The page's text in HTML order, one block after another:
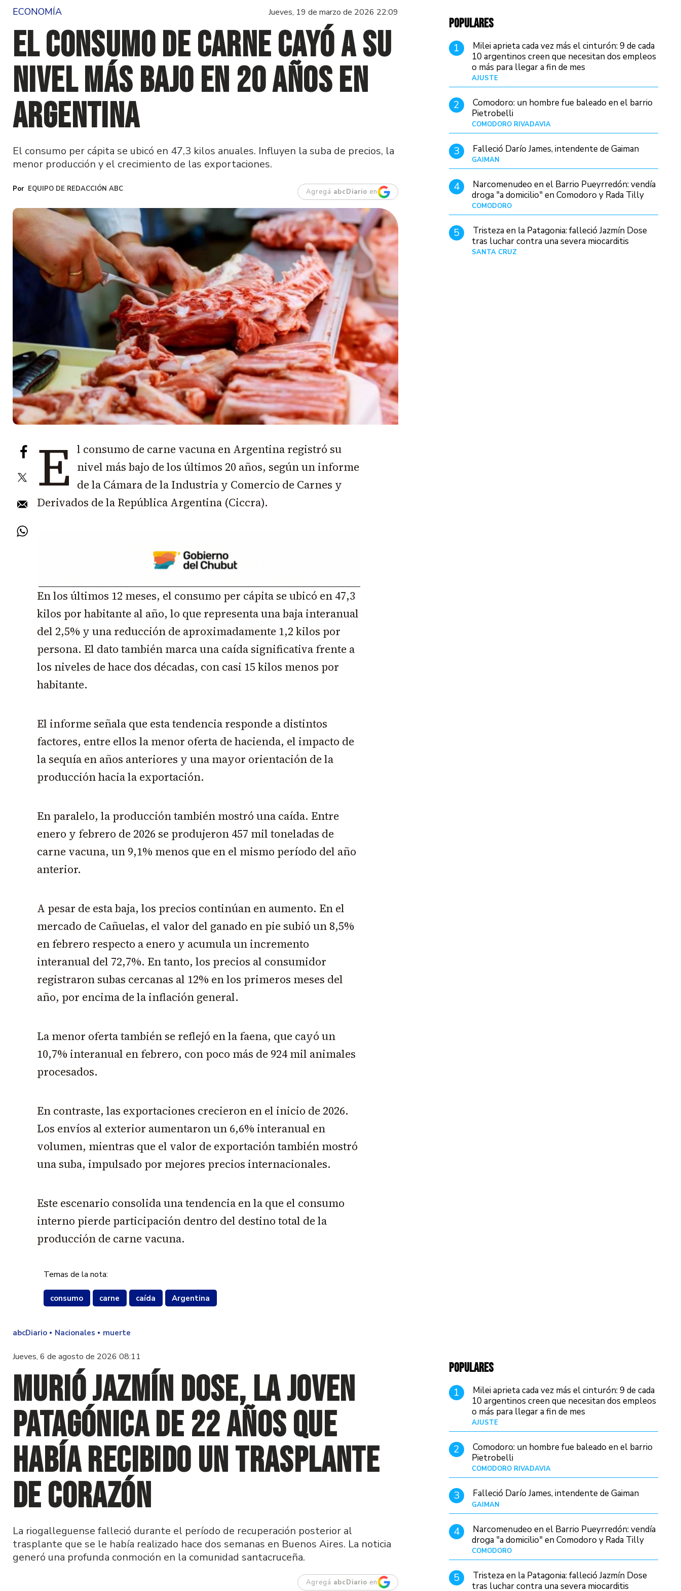
ECONOMÍA Jueves, 19 de marzo de 2026 22:09
El consumo de carne cayó a su
nivel más bajo en 20 años en
Argentina
El consumo per cápita se ubicó en 47,3 kilos anuales. Influyen la suba de precios, la
menor producción y el crecimiento de las exportaciones.
EQUIPO DE REDACCIÓN ABC Agregá abcDiario en
E l consumo de carne vacuna en Argentina registró su
nivel más bajo de los últimos 20 años, según un informe
de la Cámara de la Industria y Comercio de Carnes y
Derivados de la República Argentina (Ciccra).
En los últimos 12 meses, el consumo per cápita se ubicó en 47,3
kilos por habitante al año, lo que representa una baja interanual
del 2,5% y una reducción de aproximadamente 1,2 kilos por
persona. El dato también marca una caída significativa frente a
los niveles de hace dos décadas, con casi 15 kilos menos por
habitante.
El informe señala que esta tendencia responde a distintos
factores, entre ellos la menor oferta de hacienda, el impacto de
la sequía en años anteriores y una mayor orientación de la
producción hacia la exportación.
En paralelo, la producción también mostró una caída. Entre
enero y febrero de 2026 se produjeron 457 mil toneladas de
carne vacuna, un 9,1% menos que en el mismo período del año
anterior.
A pesar de esta baja, los precios continúan en aumento. En el
mercado de Cañuelas, el valor del ganado en pie subió un 8,5%
en febrero respecto a enero y acumula un incremento
interanual del 72,7%. En tanto, los precios al consumidor
registraron subas cercanas al 12% en los primeros meses del
año, por encima de la inflación general.
La menor oferta también se reflejó en la faena, que cayó un
10,7% interanual en febrero, con poco más de 924 mil animales
procesados.
En contraste, las exportaciones crecieron en el inicio de 2026.
Los envíos al exterior aumentaron un 6,6% interanual en
volumen, mientras que el valor de exportación también mostró
una suba, impulsado por mejores precios internacionales.
Este escenario consolida una tendencia en la que el consumo
interno pierde participación dentro del destino total de la
producción de carne vacuna.
Temas de la nota:
consumo carne caída Argentina
POPULARES
1
Milei aprieta cada vez más el cinturón: 9 de cada
10 argentinos creen que necesitan dos empleos
o más para llegar a fin de mes
AJUSTE
2
Comodoro: un hombre fue baleado en el barrio
Pietrobelli
COMODORO RIVADAVIA
3 Falleció Darío James, intendente de Gaiman
GAIMAN
4
Narcomenudeo en el Barrio Pueyrredón: vendía
droga "a domicilio" en Comodoro y Rada Tilly
COMODORO
5
Tristeza en la Patagonia: falleció Jazmín Dose
tras luchar contra una severa miocarditis
SANTA CRUZ
abcDiario Nacionales muerte
Jueves, 6 de agosto de 2026 08:11
Murió Jazmín Dose, la joven
patagónica de 22 años que
había recibido un trasplante
de corazón
La riogalleguense falleció durante el período de recuperación posterior al
trasplante que se le había realizado hace dos semanas en Buenos Aires. La noticia
generó una profunda conmoción en la comunidad santacruceña.
Agregá abcDiario en
POPULARES
1
Milei aprieta cada vez más el cinturón: 9 de cada
10 argentinos creen que necesitan dos empleos
o más para llegar a fin de mes
AJUSTE
2
Comodoro: un hombre fue baleado en el barrio
Pietrobelli
COMODORO RIVADAVIA
3 Falleció Darío James, intendente de Gaiman
GAIMAN
4
Narcomenudeo en el Barrio Pueyrredón: vendía
droga "a domicilio" en Comodoro y Rada Tilly
COMODORO
5
Tristeza en la Patagonia: falleció Jazmín Dose
tras luchar contra una severa miocarditis